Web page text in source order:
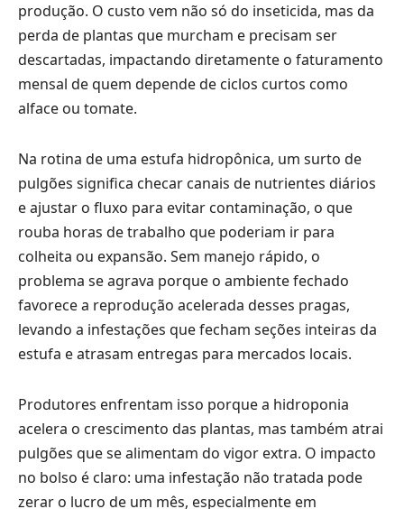
produção. O custo vem não só do inseticida, mas da
perda de plantas que murcham e precisam ser
descartadas, impactando diretamente o faturamento
mensal de quem depende de ciclos curtos como
alface ou tomate.
Na rotina de uma estufa hidropônica, um surto de
pulgões significa checar canais de nutrientes diários
e ajustar o fluxo para evitar contaminação, o que
rouba horas de trabalho que poderiam ir para
colheita ou expansão. Sem manejo rápido, o
problema se agrava porque o ambiente fechado
favorece a reprodução acelerada desses pragas,
levando a infestações que fecham seções inteiras da
estufa e atrasam entregas para mercados locais.
Produtores enfrentam isso porque a hidroponia
acelera o crescimento das plantas, mas também atrai
pulgões que se alimentam do vigor extra. O impacto
no bolso é claro: uma infestação não tratada pode
zerar o lucro de um mês, especialmente em